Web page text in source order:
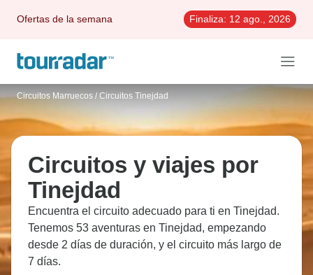
Ofertas de la semana Finaliza: 12 ago., 2026
Circuitos Marruecos / Circuitos Tinejdad
Circuitos y viajes por
Tinejdad
Encuentra el circuito adecuado para ti en Tinejdad.
Tenemos 53 aventuras en Tinejdad, empezando
desde 2 días de duración, y el circuito más largo de
7 días.